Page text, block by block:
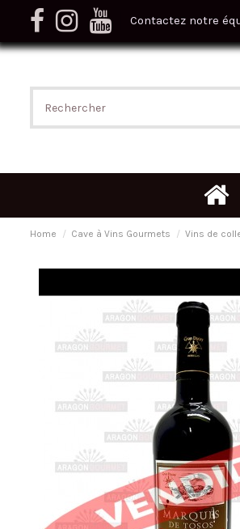
Contactez notre
Home Cave à Vins Gourmets Vins de